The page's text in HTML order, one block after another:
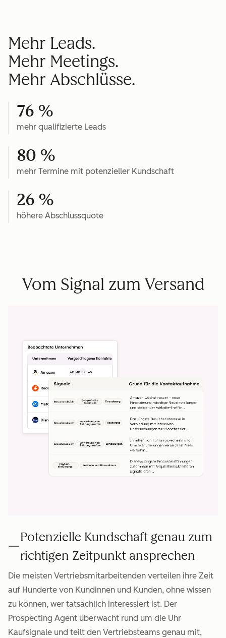
Mehr Leads.
Mehr Meetings.
Mehr Abschlüsse.
76 %
mehr qualifizierte Leads
80 %
mehr Termine mit potenzieller Kundschaft
26 %
höhere Abschlussquote
Vom Signal zum Versand
Potenzielle Kundschaft genau zum
richtigen Zeitpunkt ansprechen
Die meisten Vertriebsmitarbeitenden verteilen ihre Zeit
auf Hunderte von Kundinnen und Kunden, ohne wissen
zu können, wer tatsächlich interessiert ist. Der
Prospecting Agent überwacht rund um die Uhr
Kaufsignale und teilt den Vertriebsteams genau mit,